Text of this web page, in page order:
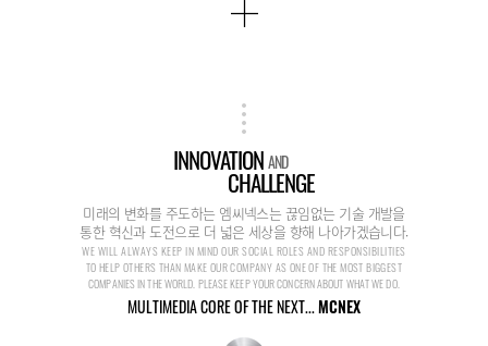
INNOVATIONAND
CHALLENGE
미래의 변화를 주도하는 엠씨넥스는 끊임없는 기술 개발을
통한 혁신과 도전으로 더 넓은 세상을 향해 나아가겠습니다.
WE WILL ALWAYS KEEP IN MIND OUR SOCIAL ROLES AND RESPONSIBILITIES
TO HELP OTHERS THAN MAKE OUR COMPANY AS ONE OF THE MOST BIGGEST
COMPANIES IN THE WORLD. PLEASE KEEP YOUR CONCERN ABOUT WHAT WE DO.
MULTIMEDIA CORE OF THE NEXT...MCNEX